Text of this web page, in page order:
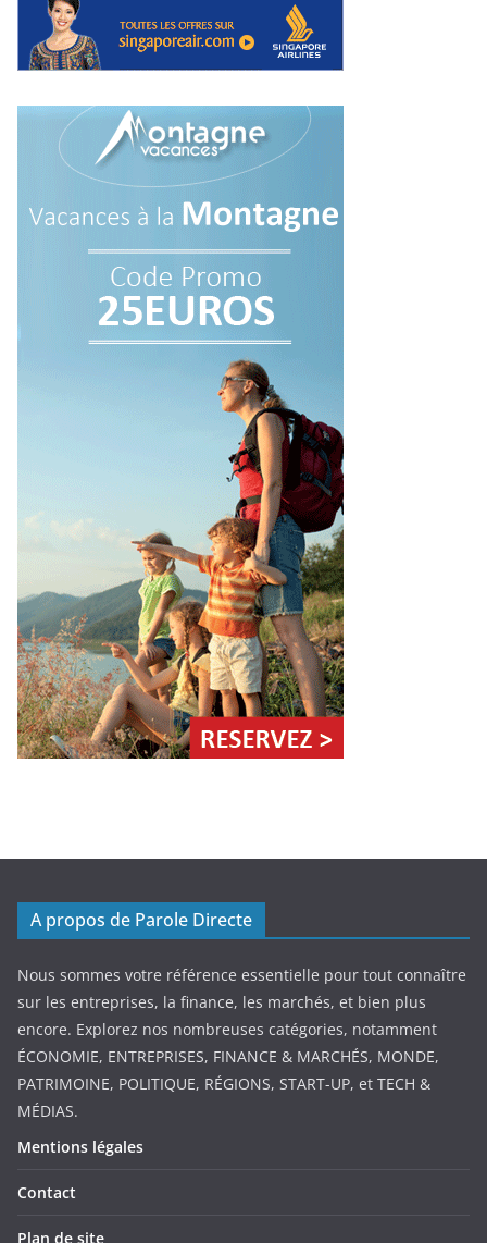
A propos de Parole Directe
Nous sommes votre référence essentielle pour tout connaître
sur les entreprises, la finance, les marchés, et bien plus
encore. Explorez nos nombreuses catégories, notamment
ÉCONOMIE, ENTREPRISES, FINANCE & MARCHÉS, MONDE,
PATRIMOINE, POLITIQUE, RÉGIONS, START-UP, et TECH &
MÉDIAS.
Mentions légales
Contact
Plan de site